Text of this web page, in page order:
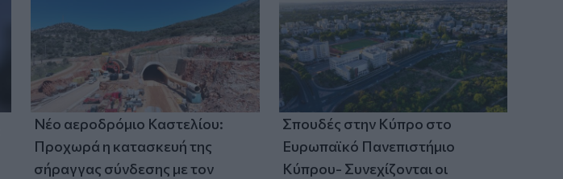
Νέο αεροδρόμιο Καστελίου:
Προχωρά η κατασκευή της
σήραγγας σύνδεσης με τον
Σπουδές στην Κύπρο στο
Ευρωπαϊκό Πανεπιστήμιο
Κύπρου- Συνεχίζονται οι